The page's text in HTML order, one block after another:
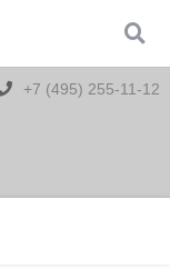
+7 (495) 255-11-12